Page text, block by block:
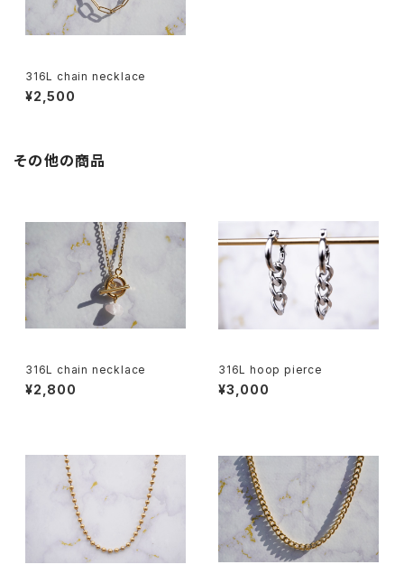
316L chain necklace
¥2,500
その他の商品
316L chain necklace
¥2,800
316L hoop pierce
¥3,000